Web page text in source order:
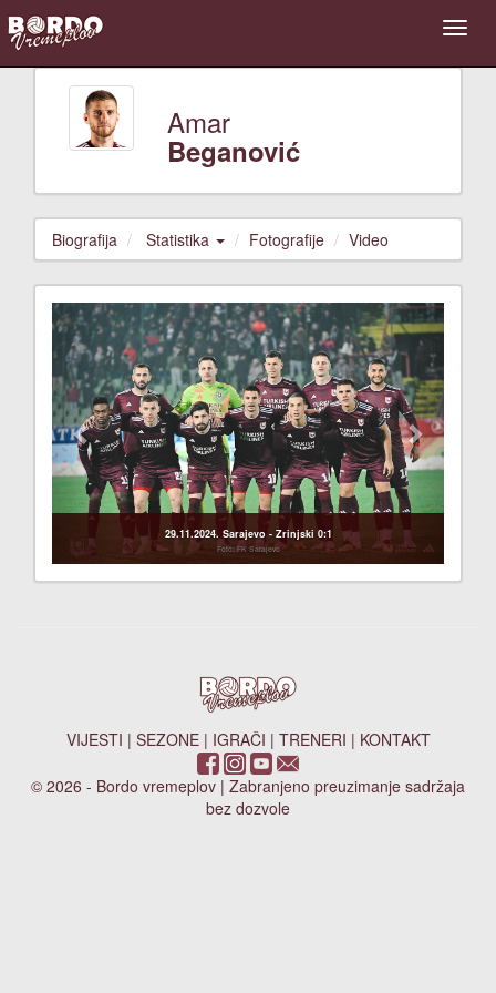
Amar
Beganović
Biografija Statistika Fotografije Video
29.11.2024. Sarajevo - Zrinjski 0:1
Foto: FK Sarajevo
Previous Next
VIJESTI | SEZONE| IGRAČI | TRENERI | KONTAKT
© 2026 - Bordo vremeplov | Zabranjeno preuzimanje sadržaja
bez dozvole